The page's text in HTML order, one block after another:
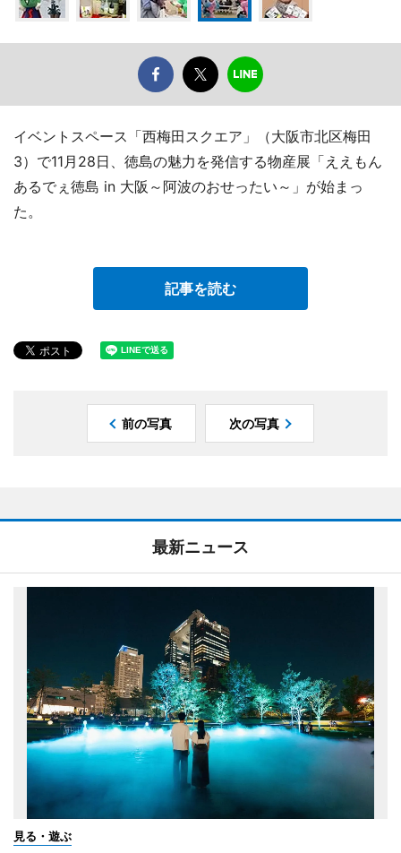
イベントスペース「西梅田スクエア」（大阪市北区梅田
3）で11月28日、徳島の魅力を発信する物産展「ええもん
あるでぇ徳島 in 大阪～阿波のおせったい～」が始まっ
た。
記事を読む
前の写真 次の写真
最新ニュース
見る・遊ぶ